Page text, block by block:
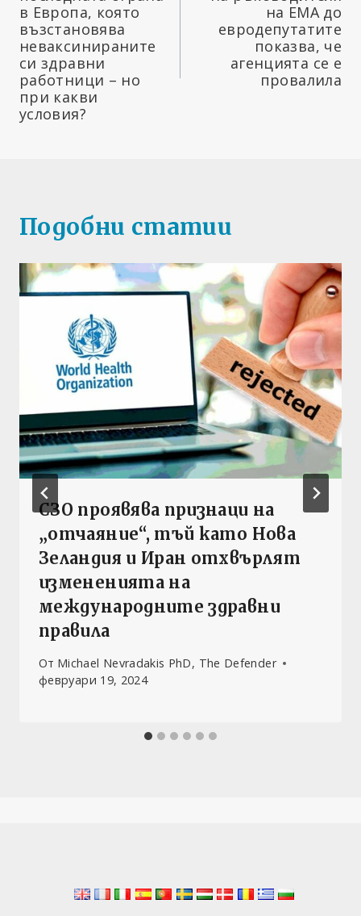
в Европа, която
възстановява
неваксинираните
си здравни
работници – но
при какви
условия?
на ЕМА до
евродепутатите
показва, че
агенцията се е
провалила
Подобни статии
СЗО проявява признаци на
„отчаяние“, тъй като Нова
Зеландия и Иран отхвърлят
измененията на
международните здравни
правила
От Michael Nevradakis PhD, The Defender
февруари 19, 2024